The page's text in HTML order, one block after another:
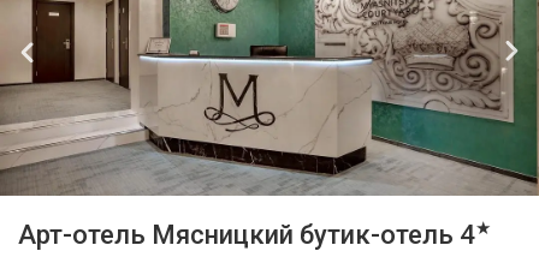
Арт-отель Мясницкий бутик-отель 4★